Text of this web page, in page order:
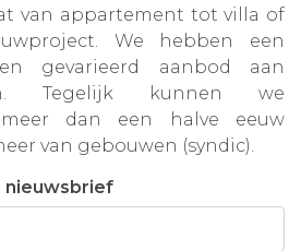
van appartement tot villa of
We hebben een
gevarieerd aanbod aan
Tegelijk kunnen we
dan een halve eeuw
van gebouwen (syndic).
nieuwsbrief